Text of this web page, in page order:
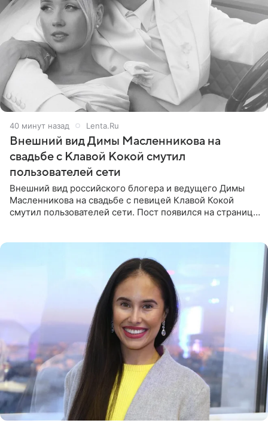
40 минут назад Lenta.Ru
Внешний вид Димы Масленникова на
свадьбе с Клавой Кокой смутил
пользователей сети
Внешний вид российского блогера и ведущего Димы
Масленникова на свадьбе с певицей Клавой Кокой
смутил пользователей сети. Пост появился на странице